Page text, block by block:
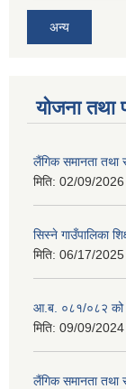
अन्य
योजना तथा
लैंगिक समानता तथा
मिति: 02/09/2026
सिस्ने गाउँपालिका
मिति: 06/17/
आ.ब. ०८१/०८२ को
मिति: 09/09/
लैंगिक समानता तथा